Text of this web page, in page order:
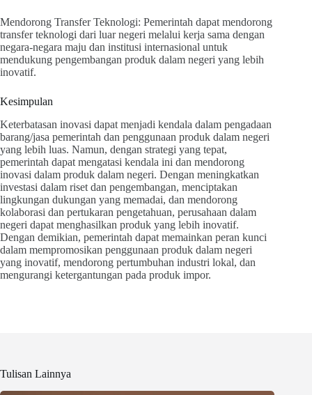
Mendorong Transfer Teknologi: Pemerintah dapat mendorong
transfer teknologi dari luar negeri melalui kerja sama dengan
negara-negara maju dan institusi internasional untuk
mendukung pengembangan produk dalam negeri yang lebih
inovatif.
Kesimpulan
Keterbatasan inovasi dapat menjadi kendala dalam pengadaan
barang/jasa pemerintah dan penggunaan produk dalam negeri
yang lebih luas. Namun, dengan strategi yang tepat,
pemerintah dapat mengatasi kendala ini dan mendorong
inovasi dalam produk dalam negeri. Dengan meningkatkan
investasi dalam riset dan pengembangan, menciptakan
lingkungan dukungan yang memadai, dan mendorong
kolaborasi dan pertukaran pengetahuan, perusahaan dalam
negeri dapat menghasilkan produk yang lebih inovatif.
Dengan demikian, pemerintah dapat memainkan peran kunci
dalam mempromosikan penggunaan produk dalam negeri
yang inovatif, mendorong pertumbuhan industri lokal, dan
mengurangi ketergantungan pada produk impor.
Tulisan Lainnya